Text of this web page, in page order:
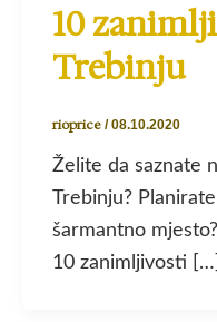
10
Trebinju
rioprice /08.10.2020
Želite da saznate
Trebinju?
šarmantno
10 zanimljivosti […]